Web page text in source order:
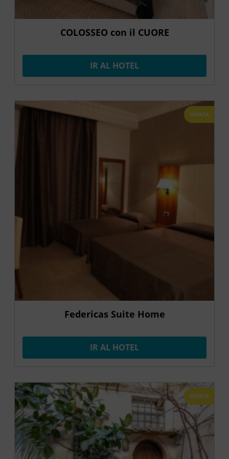
COLOSSEO con il CUORE
IR AL HOTEL
OFERTA
Federicas Suite Home
IR AL HOTEL
OFERTA